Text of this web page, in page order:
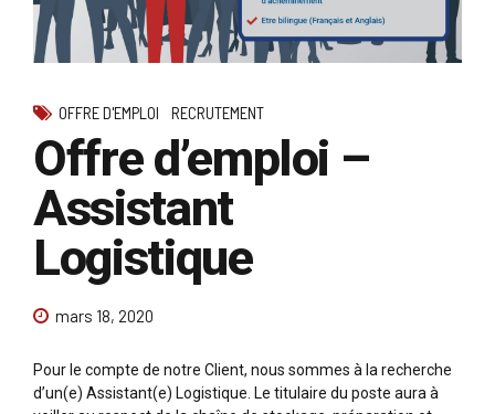
OFFRE D'EMPLOI RECRUTEMENT
Offre d’emploi –
Assistant
Logistique
mars 18, 2020
Pour le compte de notre Client, nous sommes à la recherche
d’un(e) Assistant(e) Logistique. Le titulaire du poste aura à